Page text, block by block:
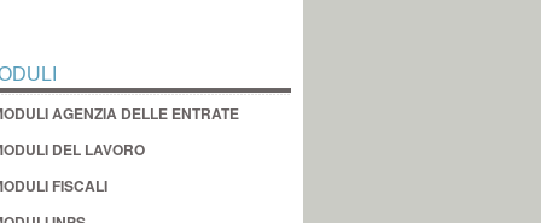
AGENZIA DELLE ENTRATE
DEL LAVORO
FISCALI